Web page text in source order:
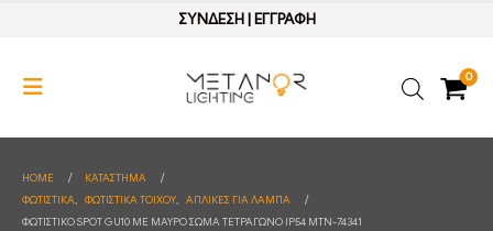
ΣΥΝΔΕΣΗ| ΕΓΓΡΑΦΗ
0
HOME
ΚΑΤΆΣΤΗΜΑ
ΦΩΤΙΣΤΙΚΑ, ΦΩΤΙΣΤΙΚΑ ΤΟΙΧΟΥ, ΑΠΛΙΚΕΣ ΓΙΑ ΛΑΜΠΑ
ΦΩΤΙΣΤΙΚΌ SPOT GU10 ΜΕ ΜΑΎΡΟ ΣΏΜΑ ΤΕΤΡΆΓΩΝΟ IP54 MTN-74341